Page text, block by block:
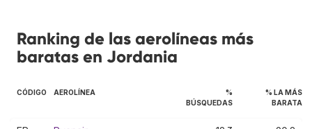
Ranking de las aerolíneas más
baratas en Jordania
CÓDIGO AEROLÍNEA
%
BÚSQUEDAS
% LA MÁS
BARATA